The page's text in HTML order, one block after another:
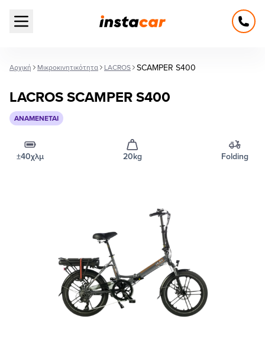
Open main menu
Αρχική Μικροκινητικότητα LACROS SCAMPER S400
LACROS SCAMPER S400
ΑΝΑΜΈΝΕΤΑΙ
±40χλμ 20kg Folding